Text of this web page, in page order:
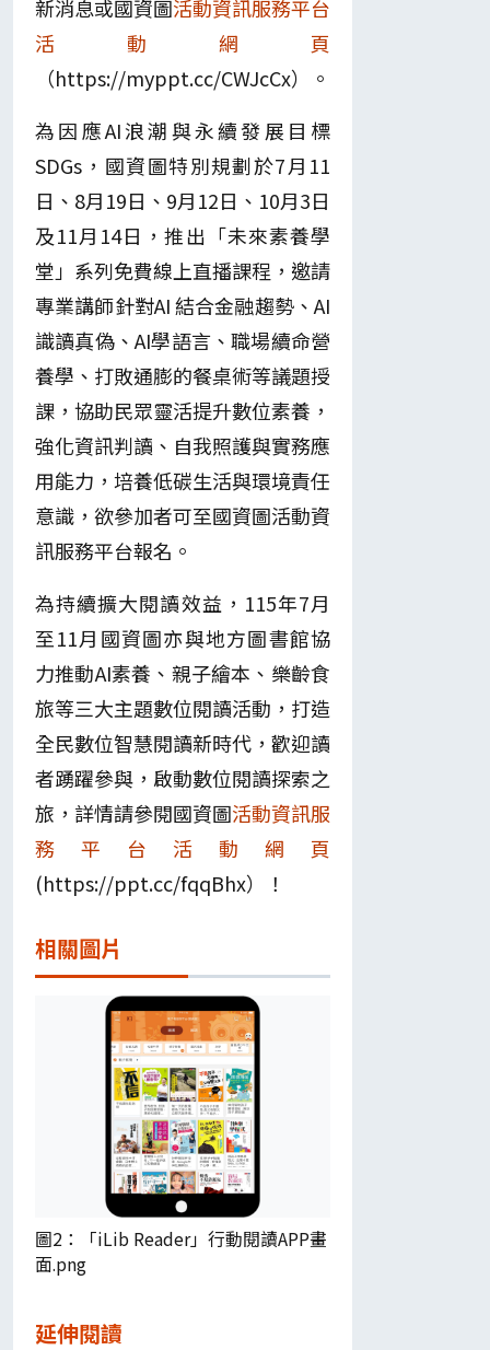
新消息或國資圖活動資訊服務平台
活動網頁
（https://myppt.cc/CWJcCx）。
為因應AI浪潮與永續發展目標
SDGs，國資圖特別規劃於7月11
日、8月19日、9月12日、10月3日
及11月14日，推出「未來素養學
堂」系列免費線上直播課程，邀請
專業講師針對AI 結合金融趨勢、AI
識讀真偽、AI學語言、職場續命營
養學、打敗通膨的餐桌術等議題授
課，協助民眾靈活提升數位素養，
強化資訊判讀、自我照護與實務應
用能力，培養低碳生活與環境責任
意識，欲參加者可至國資圖活動資
訊服務平台報名。
為持續擴大閱讀效益，115年7月
至11月國資圖亦與地方圖書館協
力推動AI素養、親子繪本、樂齡食
旅等三大主題數位閱讀活動，打造
全民數位智慧閱讀新時代，歡迎讀
者踴躍參與，啟動數位閱讀探索之
旅，詳情請參閱國資圖活動資訊服
務平台活動網頁
(https://ppt.cc/fqqBhx）！
相關圖片
圖2：「iLib Reader」行動閱讀APP畫
面.png
延伸閱讀